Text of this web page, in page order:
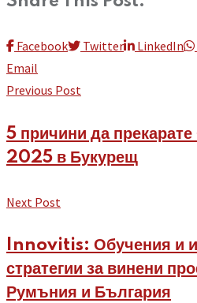
Facebook Twitter LinkedIn
Email
Previous Post
5 причини да
2025 в Букурещ
Next Post
Innovitis: Обучения и
стратегии за винени
Румъния и България